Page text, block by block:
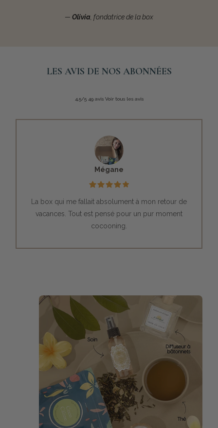
— Olivia , fondatrice de la box
LES AVIS DE NOS ABONNÉES
4,5/5 49 avis Voir tous les avis
Mégane
La box qui me fallait absolument à mon retour de
vacances. Tout est pensé pour un pur moment
cocooning.